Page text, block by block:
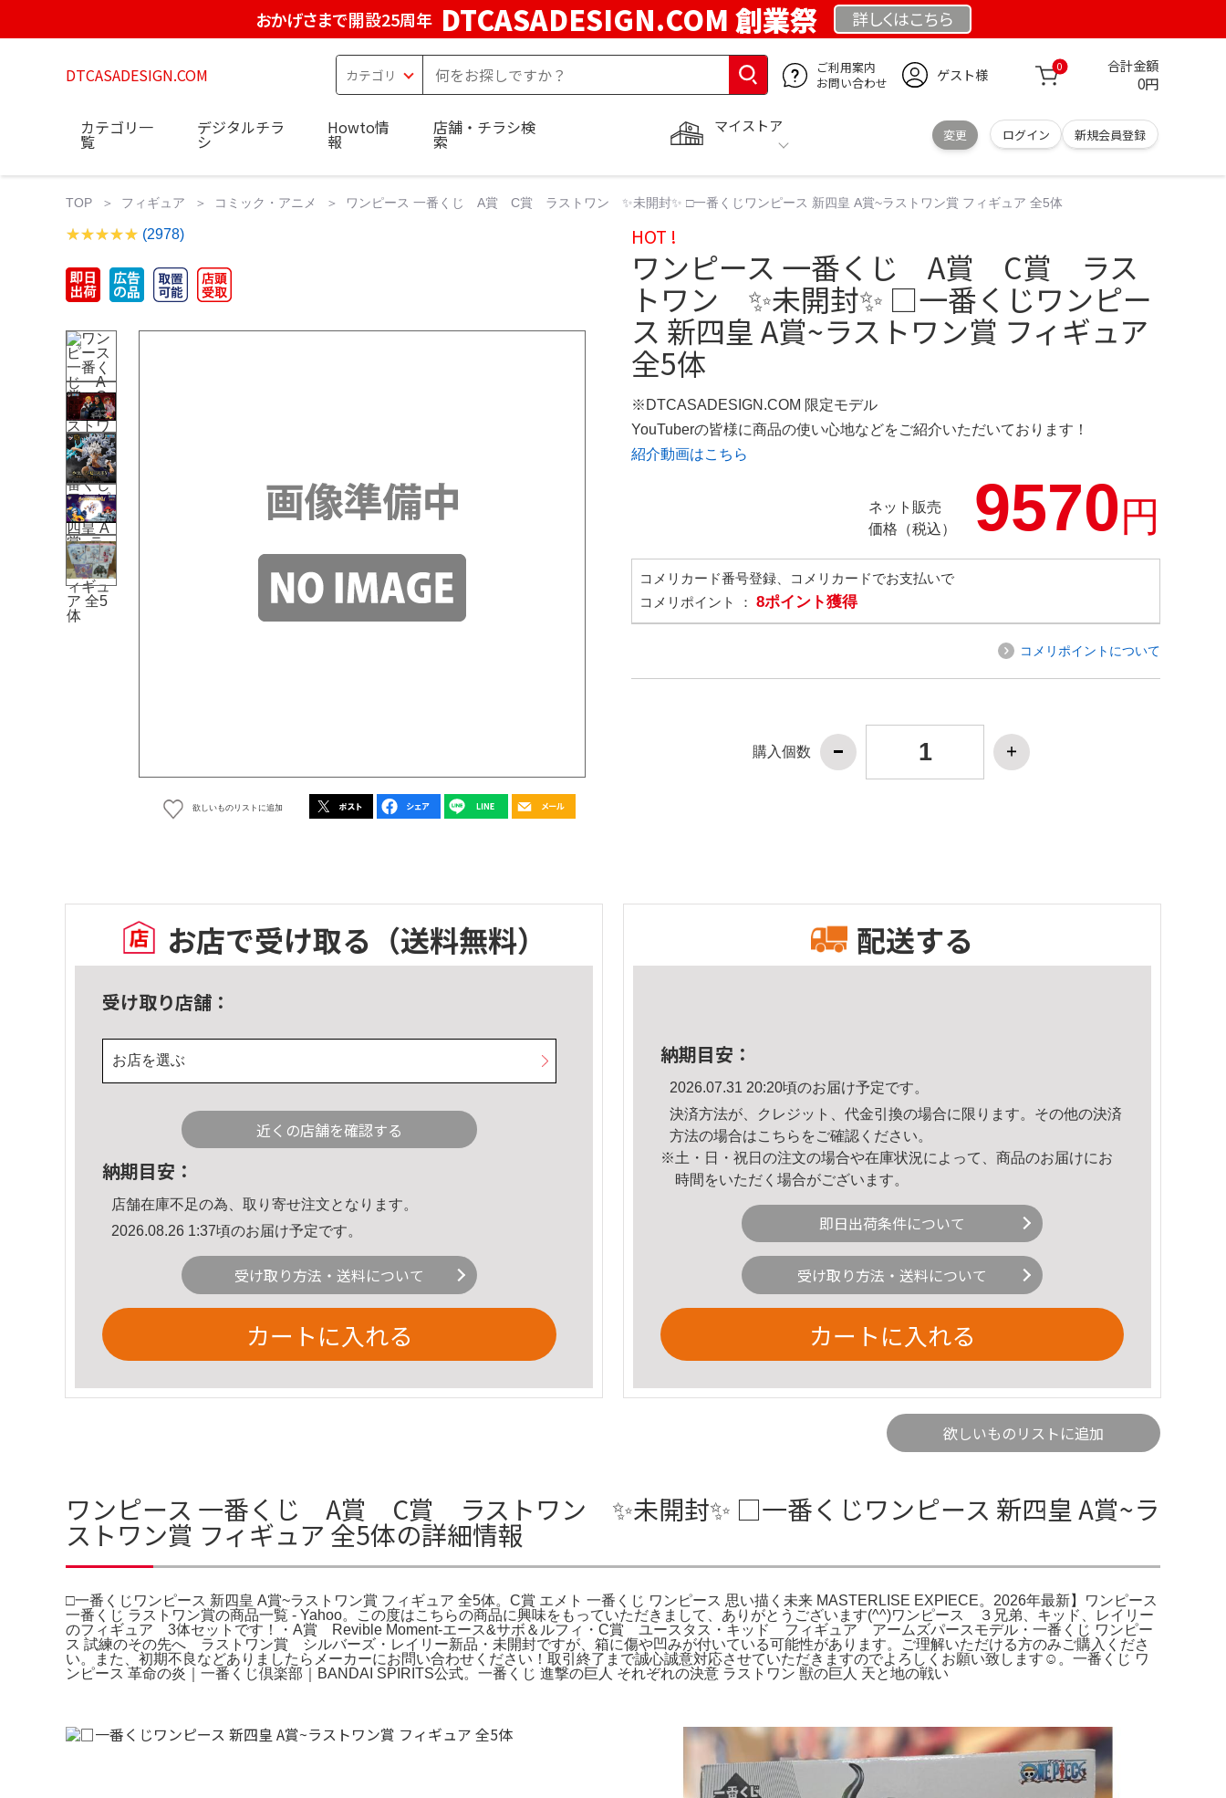
おかげさまで開設25周年 DTCASADESIGN.COM 創業祭 詳しくはこちら
DTCASADESIGN.COM
ご利用案内
お問い合わせ
ゲスト様 0 合計金額
0円
マイストア
変更 ログイン 新規会員登録
カテゴリ一
覧
デジタルチラ
シ
Howto情
報
店舗・チラシ検
索
TOP フィギュア コミック・アニメ ワンピース 一番くじ A賞 C賞 ラストワン ✨未開封✨ □一番くじワンピース 新四皇 A賞~ラストワン賞 フィギュア 全5体
(2978)
欲しいものリストに追加
HOT !
ワンピース 一番くじ A賞 C賞 ラス
トワン ✨未開封✨ □一番くじワンピー
ス 新四皇 A賞~ラストワン賞 フィギュア
全5体
※DTCASADESIGN.COM 限定モデル
YouTuberの皆様に商品の使い心地などをご紹介いただいております！
紹介動画はこちら
ネット販売
価格（税込）
9570円
コメリカード番号登録、コメリカードでお支払いで
コメリポイント ： 8ポイント獲得
コメリポイントについて
購入個数
お店で受け取る （送料無料）
受け取り店舗：
お店を選ぶ
近くの店舗を確認する
納期目安：
店舗在庫不足の為、取り寄せ注文となります。
2026.08.26 1:37頃のお届け予定です。
受け取り方法・送料について
カートに入れる
配送する
納期目安：
2026.07.31 20:20頃のお届け予定です。
決済方法が、クレジット、代金引換の場合に限ります。その他の決済
方法の場合はこちら をご確認ください。
※土・日・祝日の注文の場合や在庫状況によって、商品のお届けにお
時間をいただく場合がございます。
即日出荷条件について
受け取り方法・送料について
カートに入れる
欲しいものリストに追加
ワンピース 一番くじ A賞 C賞 ラストワン ✨未開封✨ □一番くじワンピース 新四皇 A賞~ラ
ストワン賞 フィギュア 全5体の詳細情報
□一番くじワンピース 新四皇 A賞~ラストワン賞 フィギュア 全5体。C賞 エメト 一番くじ ワンピース 思い描く未来 MASTERLISE EXPIECE。2026年最新】ワンピース
一番くじ ラストワン賞の商品一覧 - Yahoo。この度はこちらの商品に興味をもっていただきまして、ありがとうございます(^^)ワンピース ３兄弟、キッド、レイリー
のフィギュア 3体セットです！・A賞 Revible Moment-エース&サボ＆ルフィ・C賞 ユースタス・キッド フィギュア アームズパースモデル・一番くじ ワンピー
ス 試練のその先へ ラストワン賞 シルバーズ・レイリー新品・未開封ですが、箱に傷や凹みが付いている可能性があります。ご理解いただける方のみご購入くださ
い。また、初期不良などありましたらメーカーにお問い合わせください！取引終了まで誠心誠意対応させていただきますのでよろしくお願い致します☺️。一番くじ ワ
ンピース 革命の炎｜一番くじ倶楽部｜BANDAI SPIRITS公式。一番くじ 進撃の巨人 それぞれの決意 ラストワン 獣の巨人 天と地の戦い